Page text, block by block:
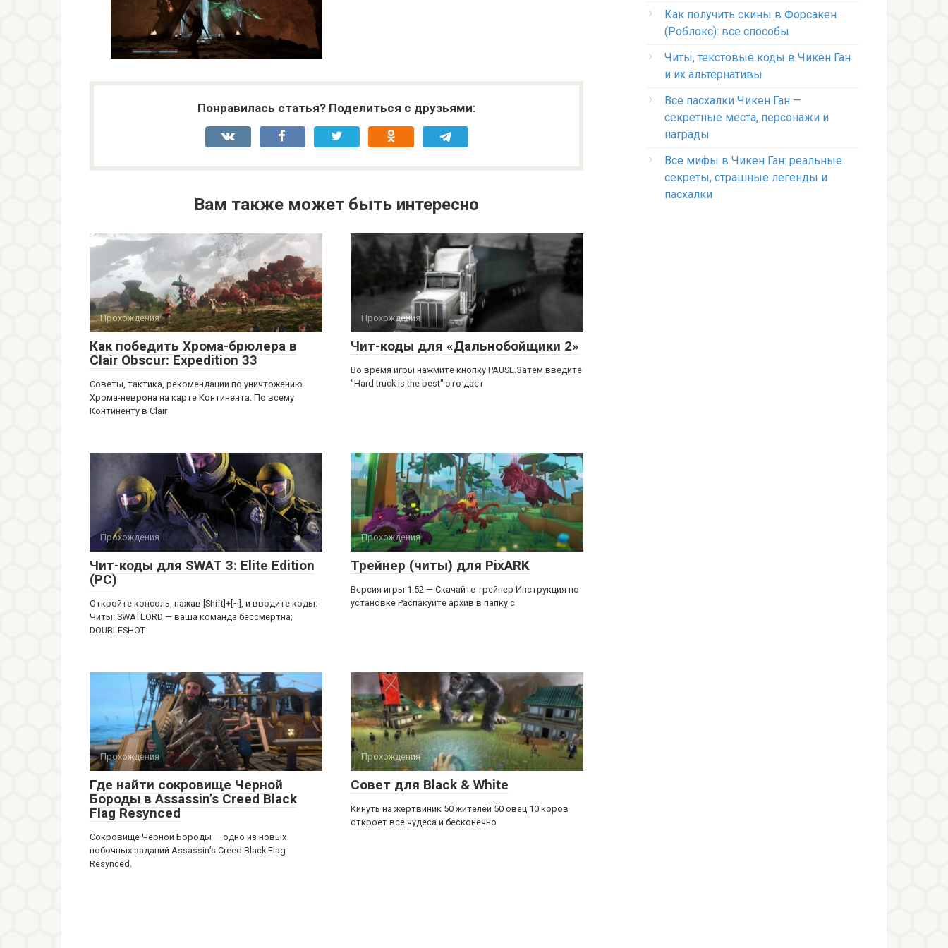
Понравилась статья? Поделиться с друзьями:
Вам также может быть интересно
Прохождения
Как победить Хрома-брюлера в
Clair Obscur: Expedition 33
Советы, тактика, рекомендации по уничтожению
Хрома-неврона на карте Континента. По всему
Континенту в Clair
Прохождения
Чит-коды для «Дальнобойщики 2»
Во время игры нажмите кнопку PAUSE.Затем введите
"Hard truck is the best" это даст
Прохождения
Чит-коды для SWAT 3: Elite Edition
(PC)
Откройте консоль, нажав [Shift]+[~], и вводите коды:
Читы: SWATLORD — ваша команда бессмертна;
DOUBLESHOT
Прохождения
Трейнер (читы) для PixARK
Версия игры 1.52 — Скачайте трейнер Инструкция по
установке Распакуйте архив в папку с
Прохождения
Где найти сокровище Черной
Бороды в Assassin’s Creed Black
Flag Resynced
Сокровище Черной Бороды — одно из новых
побочных заданий Assassin’s Creed Black Flag
Resynced.
Прохождения
Совет для Black & White
Кинуть на жертвиник 50 жителей 50 овец 10 коров
откроет все чудеса и бесконечно
Как получить скины в Форсакен
(Роблокс): все способы
Читы, текстовые коды в Чикен Ган
и их альтернативы
Все пасхалки Чикен Ган —
секретные места, персонажи и
награды
Все мифы в Чикен Ган: реальные
секреты, страшные легенды и
пасхалки